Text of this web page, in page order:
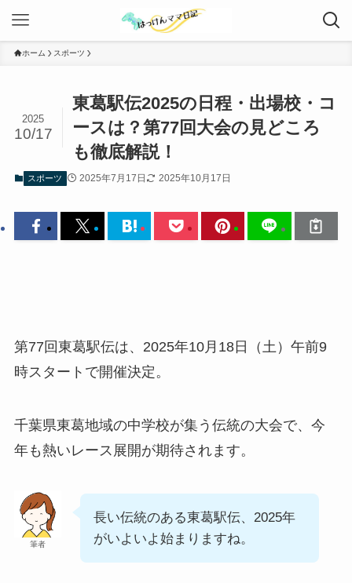
ホーム スポーツ
東葛駅伝2025の日程・出場校・コ
ースは？第77回大会の見どころ
も徹底解説！
2025
10/17
スポーツ 2025年7月17日 2025年10月17日
第77回東葛駅伝は、2025年10月18日（土）午前9
時スタートで開催決定。
千葉県東葛地域の中学校が集う伝統の大会で、今
年も熱いレース展開が期待されます。
筆者
長い伝統のある東葛駅伝、2025年
がいよいよ始まりますね。